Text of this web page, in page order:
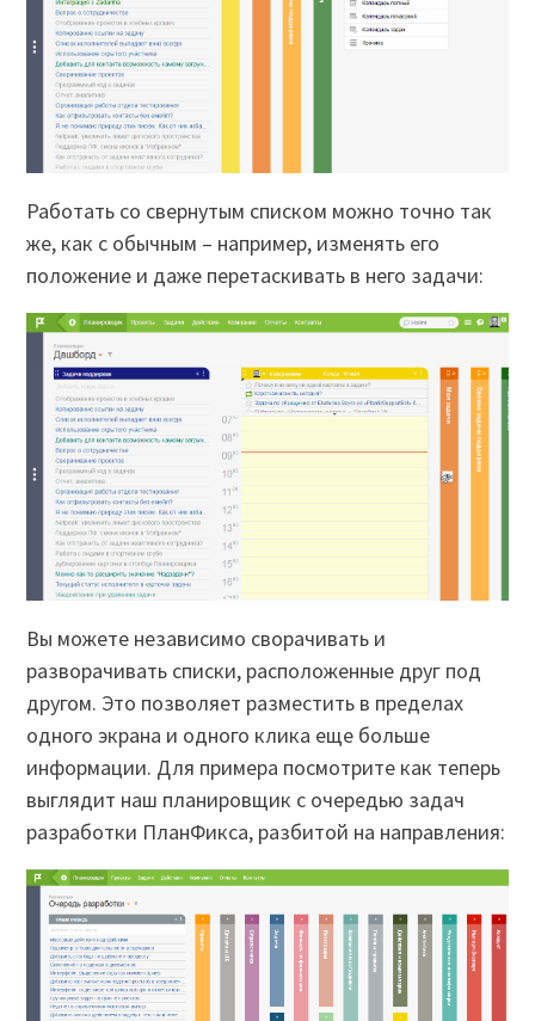
Работать со свернутым списком можно точно так
же, как с обычным – например, изменять его
положение и даже перетаскивать в него задачи:
Вы можете независимо сворачивать и
разворачивать списки, расположенные друг под
другом. Это позволяет разместить в пределах
одного экрана и одного клика еще больше
информации. Для примера посмотрите как теперь
выглядит наш планировщик с очередью задач
разработки ПланФикса, разбитой на направления: